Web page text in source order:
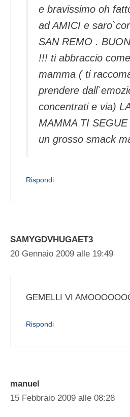
e bravissimo oh
ad AMICI e
SAN REMO .
!!! ti abbraccio
mamma ( ti
prendere
concentrati e via)
MAMMA TI SEGUE
un grosso smack
Rispondi
SAMYGDVHUGAET3
20 Gennaio 2009 alle 19:49
GEMELLI VI
Rispondi
manuel
15 Febbraio 2009 alle 08:28